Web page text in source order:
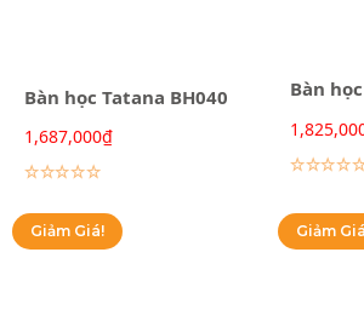
Bàn học Tatana BH040
1,687,000₫
Lựa chọn các tùy chọn
Bàn
Lựa
Giảm Giá! Giảm